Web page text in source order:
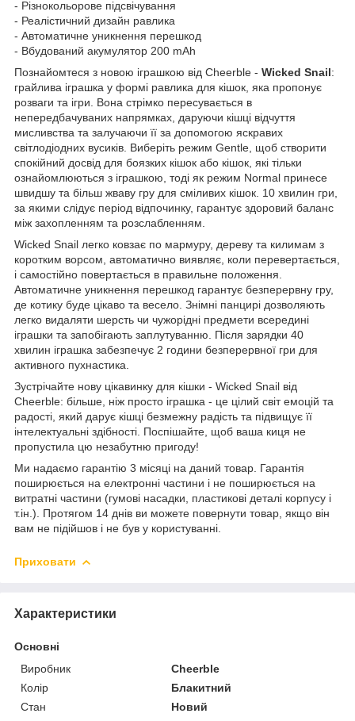
- Різнокольорове підсвічування
- Реалістичний дизайн равлика
- Автоматичне уникнення перешкод
- Вбудований акумулятор 200 mAh
Познайомтеся з новою іграшкою від Cheerble - Wicked Snail:
грайлива іграшка у формі равлика для кішок, яка пропонує
розваги та ігри. Вона стрімко пересувається в
непередбачуваних напрямках, даруючи кішці відчуття
мисливства та залучаючи її за допомогою яскравих
світлодіодних вусиків. Виберіть режим Gentle, щоб створити
спокійний досвід для боязких кішок або кішок, які тільки
ознайомлюються з іграшкою, тоді як режим Normal принесе
швидшу та більш жваву гру для сміливих кішок. 10 хвилин гри,
за якими слідує період відпочинку, гарантує здоровий баланс
між захопленням та розслабленням.
Wicked Snail легко ковзає по мармуру, дереву та килимам з
коротким ворсом, автоматично виявляє, коли перевертається,
і самостійно повертається в правильне положення.
Автоматичне уникнення перешкод гарантує безперервну гру,
де котику буде цікаво та весело. Знімні панцирі дозволяють
легко видаляти шерсть чи чужорідні предмети всередині
іграшки та запобігають заплутуванню. Після зарядки 40
хвилин іграшка забезпечує 2 години безперервної гри для
активного пухнастика.
Зустрічайте нову цікавинку для кішки - Wicked Snail від
Cheerble: більше, ніж просто іграшка - це цілий світ емоцій та
радості, який дарує кішці безмежну радість та підвищує її
інтелектуальні здібності. Поспішайте, щоб ваша киця не
пропустила цю незабутню пригоду!
Ми надаємо гарантію 3 місяці на даний товар. Гарантія
поширюється на електронні частини і не поширюється на
витратні частини (гумові насадки, пластикові деталі корпусу і
т.ін.). Протягом 14 днів ви можете повернути товар, якщо він
вам не підійшов і не був у користуванні.
Приховати
Характеристики
Основні
Виробник
Cheerble
Колір
Блакитний
Стан
Новий